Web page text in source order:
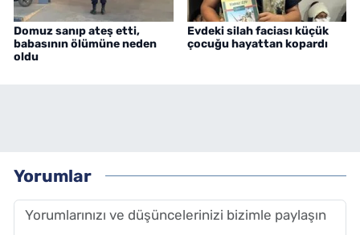
Domuz sanıp ateş etti,
babasının ölümüne neden
oldu
Evdeki silah faciası küçük
çocuğu hayattan kopardı
Yorumlar